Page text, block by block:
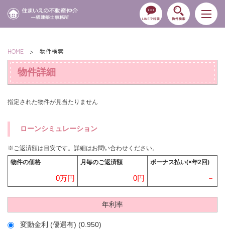
HOME > 物件検索
物件詳細
指定された物件が見当たりません
ローンシミュレーション
※ご返済額は目安です。詳細はお問い合わせください。
物件の価格
0万円
月毎のご返済額
0円
ボーナス払い(×年2回)
－
年利率
変動金利 (優遇有) (0.950)